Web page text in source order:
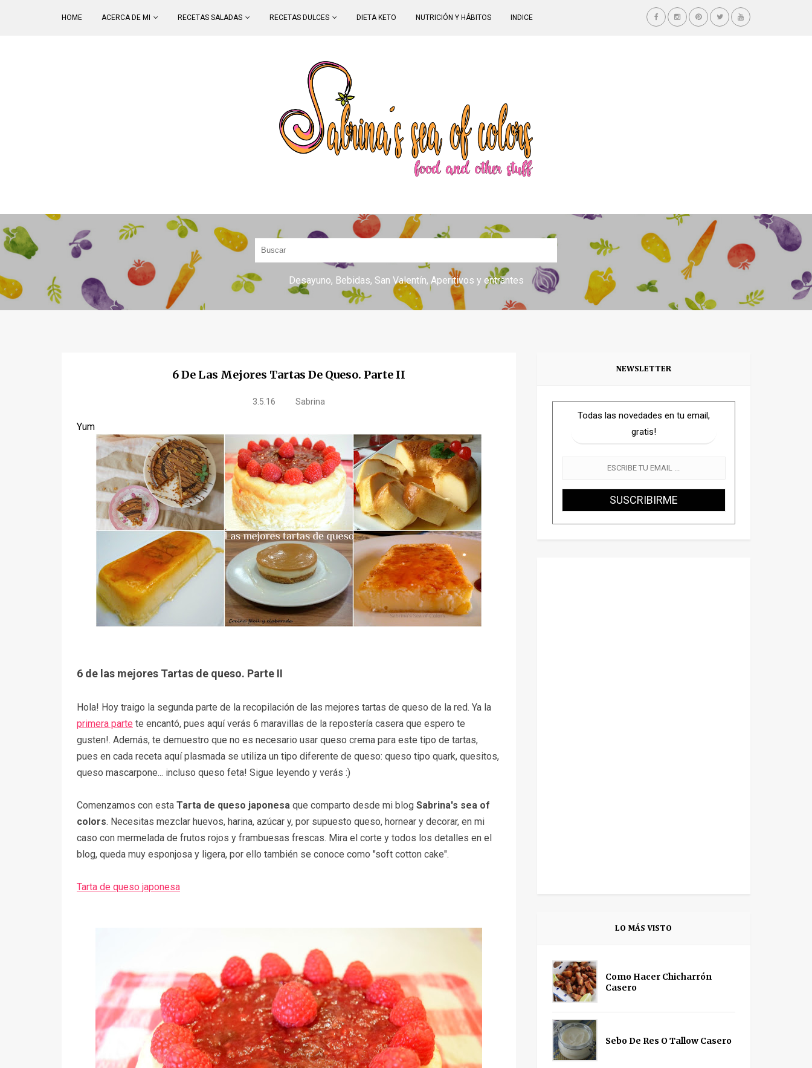
HOME ACERCA DE MI RECETAS SALADAS RECETAS DULCES DIETA KETO NUTRICIÓN Y HÁBITOS INDICE
Desayuno Bebidas San Valentín Aperitivos y entrantes
6 De Las Mejores Tartas De Queso. Parte II
3.5.16 Sabrina
Yum
6 de las mejores Tartas de queso. Parte II
Hola! Hoy traigo la segunda parte de la recopilación de las mejores tartas de queso de la red. Ya la
primera parte te encantó, pues aquí verás 6 maravillas de la repostería casera que espero te
gusten!. Además, te demuestro que no es necesario usar queso crema para este tipo de tartas,
pues en cada receta aquí plasmada se utiliza un tipo diferente de queso: queso tipo quark, quesitos,
queso mascarpone... incluso queso feta! Sigue leyendo y verás :)
Comenzamos con esta Tarta de queso japonesa que comparto desde mi blog Sabrina's sea of
colors. Necesitas mezclar huevos, harina, azúcar y, por supuesto queso, hornear y decorar, en mi
caso con mermelada de frutos rojos y frambuesas frescas. Mira el corte y todos los detalles en el
blog, queda muy esponjosa y ligera, por ello también se conoce como "soft cotton cake".
Tarta de queso japonesa
NEWSLETTER
Todas las novedades en tu email,
gratis!
LO MÁS VISTO
Como Hacer Chicharrón
Casero
Sebo De Res O Tallow Casero